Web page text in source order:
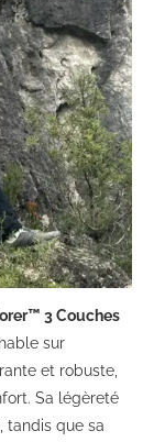
3 Couches
sur
et robuste,
Sa légèreté
tandis que sa